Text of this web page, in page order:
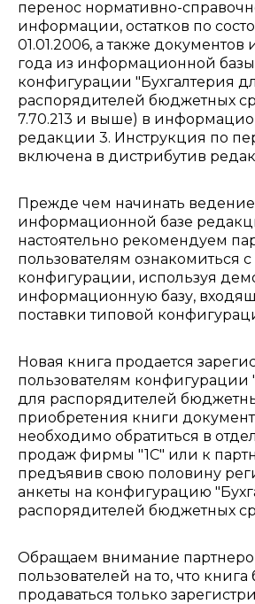
перенос нормативно-
информации, остатков по
01.01.2006, а также
года из информационной
конфигурации "Бухгалтерия
распорядителей бюджетных
7.70.213 и выше) в
редакции 3. Инструкция по
включена в дистрибутив
Прежде чем начинать ведение
информационной базе
настоятельно рекомендуем
пользователям ознакомиться
конфигурации, используя
информационную базу,
поставки типовой
Новая книга продается
пользователям конфигурации
для распорядителей
приобретения книги
необходимо обратиться в
продаж фирмы "1С" или к
предъявив свою половину
анкеты на конфигурацию
распорядителей бюджетных
Обращаем внимание
пользователей на то, что книга
продаваться только